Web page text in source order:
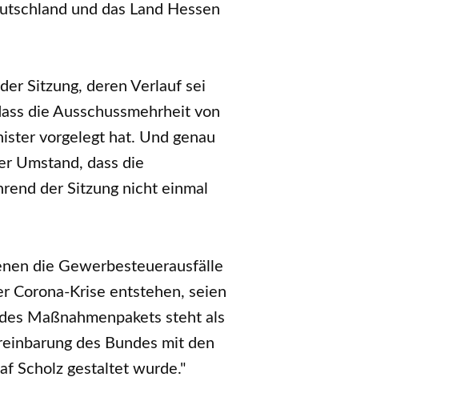
und das Land Hessen
Sitzung, deren Verlauf sei
die Ausschussmehrheit von
vorgelegt hat. Und genau
Umstand, dass die
der Sitzung nicht einmal
die Gewerbesteuerausfälle
Corona-Krise entstehen, seien
Maßnahmenpakets steht als
des Bundes mit den
Scholz gestaltet wurde."